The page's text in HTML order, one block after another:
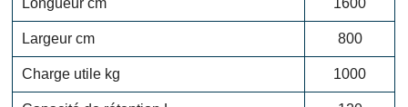
Largeur cm 800
Charge utile kg 1000